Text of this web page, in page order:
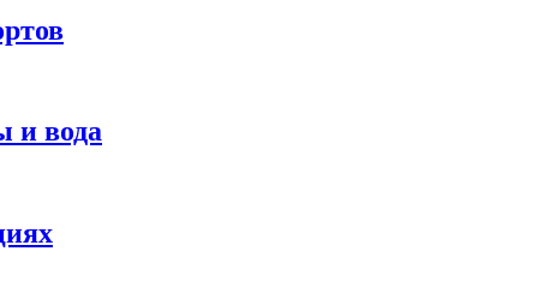
и вода